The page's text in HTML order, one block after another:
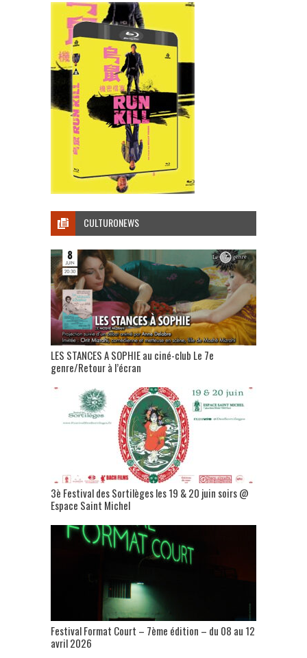
CULTURONEWS
LES STANCES A SOPHIE au ciné-club Le 7e
genre/Retour à l’écran
3è Festival des Sortilèges les 19 & 20 juin soirs @
Espace Saint Michel
Festival Format Court – 7ème édition – du 08 au 12
avril 2026